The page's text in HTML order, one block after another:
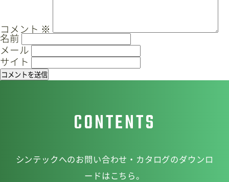
CAD/PDFデータ お問い合わせ
シンテック公式Youtubeチャンネル
ョ
ン
コメント ※
名前
メール
サイト
CONTENTS
シンテックへのお問い合わせ・カタログのダウンロ
ードはこちら。